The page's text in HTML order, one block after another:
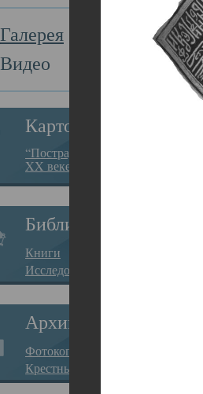
Галерея
Видео
Картотека
“Пострадавшие за веру в
XX веке на Севере”
Библиотека
Книги
Исследования
Архив
Фотокопии дел
Крестные ходы